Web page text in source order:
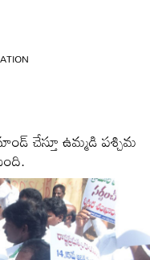
చేస్తూ ఉమ్మడి పశ్చిమ